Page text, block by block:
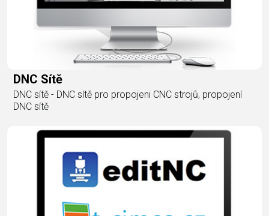
DNC Sítě
DNC sítě - DNC sítě pro propojeni CNC strojů, propojení
DNC sítě